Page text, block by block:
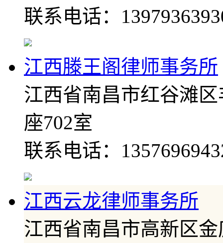
联系电话：
江西滕王阁律师事务所
江西省南昌市红谷滩
座702室
联系电话：
江西云龙律师事务所
江西省南昌市高新区